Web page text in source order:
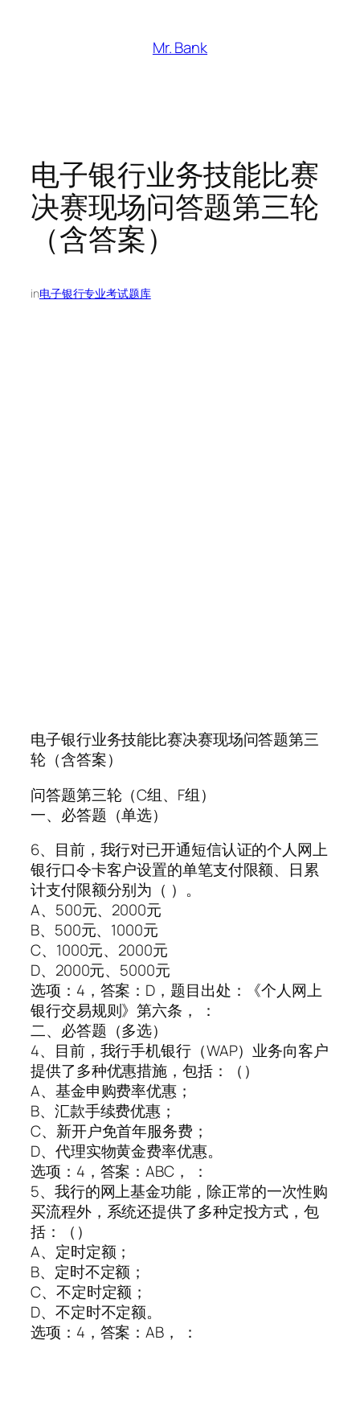
Mr. Bank
电子银行业务技能比赛
决赛现场问答题第三轮
（含答案）
in电子银行专业考试题库
电子银行业务技能比赛决赛现场问答题第三
轮（含答案）
问答题第三轮（C组、F组）
一、必答题（单选）
6、目前，我行对已开通短信认证的个人网上
银行口令卡客户设置的单笔支付限额、日累
计支付限额分别为（ ）。
A、500元、2000元
B、500元、1000元
C、1000元、2000元
D、2000元、5000元
选项：4，答案：D，题目出处：《个人网上
银行交易规则》第六条， ：
二、必答题（多选）
4、目前，我行手机银行（WAP）业务向客户
提供了多种优惠措施，包括：（）
A、基金申购费率优惠；
B、汇款手续费优惠；
C、新开户免首年服务费；
D、代理实物黄金费率优惠。
选项：4，答案：ABC， ：
5、我行的网上基金功能，除正常的一次性购
买流程外，系统还提供了多种定投方式，包
括：（）
A、定时定额；
B、定时不定额；
C、不定时定额；
D、不定时不定额。
选项：4，答案：AB， ：